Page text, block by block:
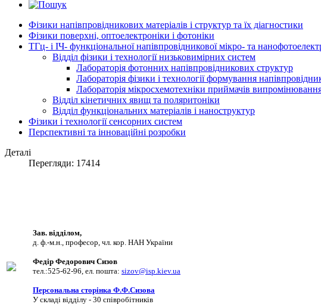
Фізики напівпровідникових матеріалів і структур та їх діагностики
Фізики поверхні, оптоелектроніки і фотоніки
ТГц- і ІЧ- функціональної напівпровідникової мікро- та
Відділ фізики і технології низьковимірних систем
Лабораторія фотонних напівпровідникових структур
Лабораторія фізики і технології формування
Лабораторія мікросхемотехніки приймачів
Відділ кінетичних явищ та поляритоніки
Відділ функціональних матеріалів і наноструктур
Фізики і технології сенсорних систем
Перспективні та інноваційні розробки
Деталі
Перегляди: 17414
Зав. відділом,
д. ф.-м.н., професор, чл. кор. НАН України
Федір Федорович Сизов
тел.:525-62-96, eл. пошта: sizov@isp.kiev.ua
Персональна сторінка Ф.Ф.Сизова
У складі відділу - 30 співробітників